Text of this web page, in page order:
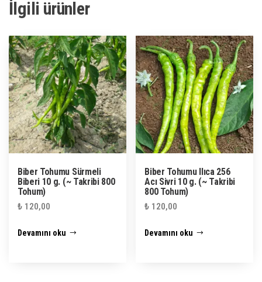
İlgili ürünler
Biber Tohumu Sürmeli
Biberi 10 g. (~ Takribi 800
Tohum)
₺ 120,00
Devamını oku
Biber Tohumu Ilıca 256
Acı Sivri 10 g. (~ Takribi
800 Tohum)
₺ 120,00
Devamını oku